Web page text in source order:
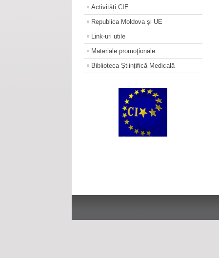
Activități CIE
Republica Moldova și UE
Link-uri utile
Materiale promoţionale
Biblioteca Științifică Medicală